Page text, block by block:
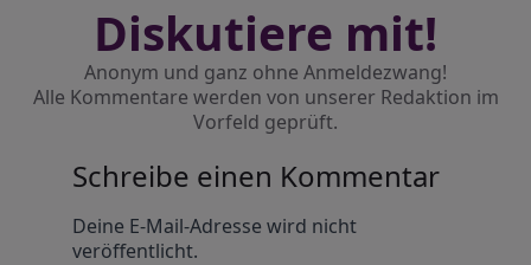
Diskutiere mit!
Anonym und ganz ohne Anmeldezwang!
Alle Kommentare werden von unserer Redaktion im
Vorfeld geprüft.
Schreibe einen Kommentar
Deine E-Mail-Adresse wird nicht
veröffentlicht.